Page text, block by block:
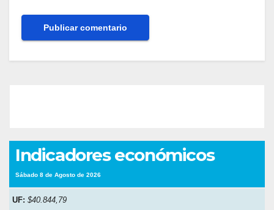
Indicadores económicos
Sábado 8 de Agosto de 2026
UF: $40.844,79